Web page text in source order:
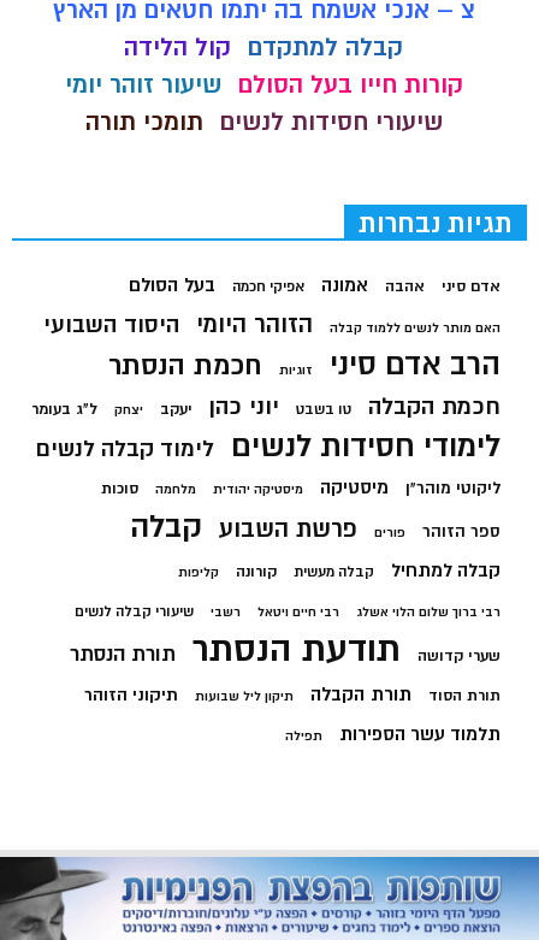
צ – אנכי אשמח בה יתמו חטאים מן הארץ
קבלה למתקדם
קול הלידה
קורות חייו בעל הסולם
שיעור זוהר יומי
שיעורי חסידות לנשים
תומכי תורה
תגיות נבחרות
אדם סיני אהבה אמונה אפיקי חכמה בעל הסולם
האם מותר לנשים ללמוד קבלה הזוהר היומי היסוד השבועי
הרב אדם סיני זוגיות חכמת הנסתר
חכמת הקבלה טו בשבט יוני כהן יעקב יצחק ל"ג בעומר
לימודי חסידות לנשים לימוד קבלה לנשים
ליקוטי מוהר"ן מיסטיקה מיסטיקה יהודית מלחמה סוכות
ספר הזוהר פורים פרשת השבוע קבלה
קבלה למתחיל קבלה מעשית קורונה קליפות
רבי ברוך שלום הלוי אשלג רבי חיים ויטאל רשבי שיעורי קבלה לנשים
שערי קדושה תודעת הנסתר תורת הנסתר
תורת הסוד תורת הקבלה תיקון ליל שבועות תיקוני הזוהר
תלמוד עשר הספירות תפילה